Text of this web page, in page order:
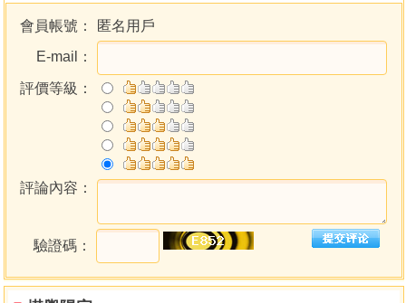
巨門星八局
祿存星八局
文曲星八局
武曲星八局
第三篇 爻之運用
抽爻換象表
貪狼星八局抽爻換象
巨門星八局抽爻換象
祿存星八局抽爻換象
會員帳號：
匿名用戶
E-mail：
評價等級：
評論內容：
驗證碼：